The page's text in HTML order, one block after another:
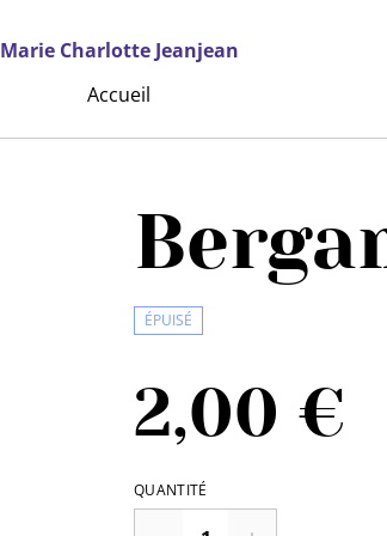
Marie Charlotte Jeanjean
Accueil
ÉPUISÉ
2,00 €
QUANTITÉ